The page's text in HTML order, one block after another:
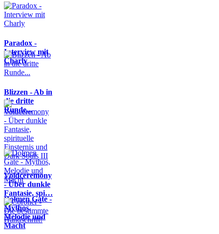
Paradox -
Interview mit
Charly
Blizzen - Ab in
die dritte
Runde...
Voidceremony
- Über dunkle
Fantasie, spi…
Dolmen Gate -
Mythos,
Melodie und
Macht